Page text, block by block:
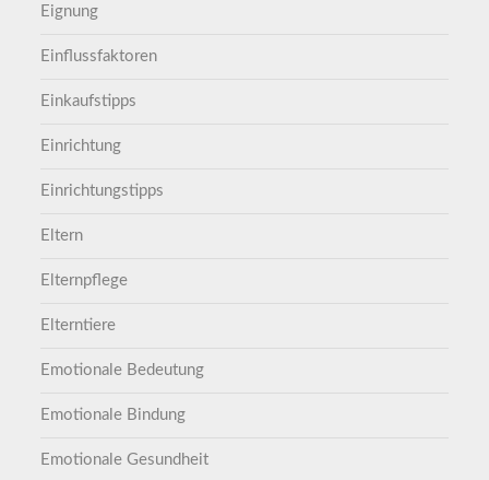
Eignung
Einflussfaktoren
Einkaufstipps
Einrichtung
Einrichtungstipps
Eltern
Elternpflege
Elterntiere
Emotionale Bedeutung
Emotionale Bindung
Emotionale Gesundheit